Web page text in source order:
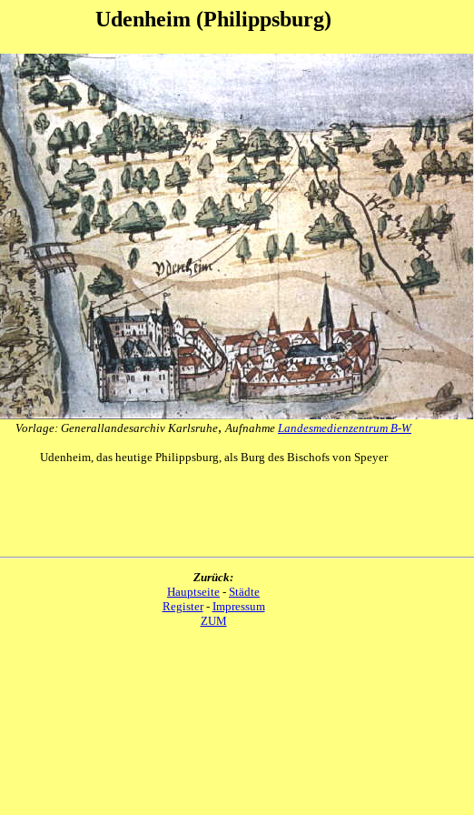
Udenheim (Philippsburg)
Vorlage: Generallandesarchiv Karlsruhe, Aufnahme Landesmedienzentrum B-W
Udenheim, das heutige Philippsburg, als Burg des Bischofs von Speyer
Zurück:
Hauptseite - Städte
Register- Impressum
ZUM